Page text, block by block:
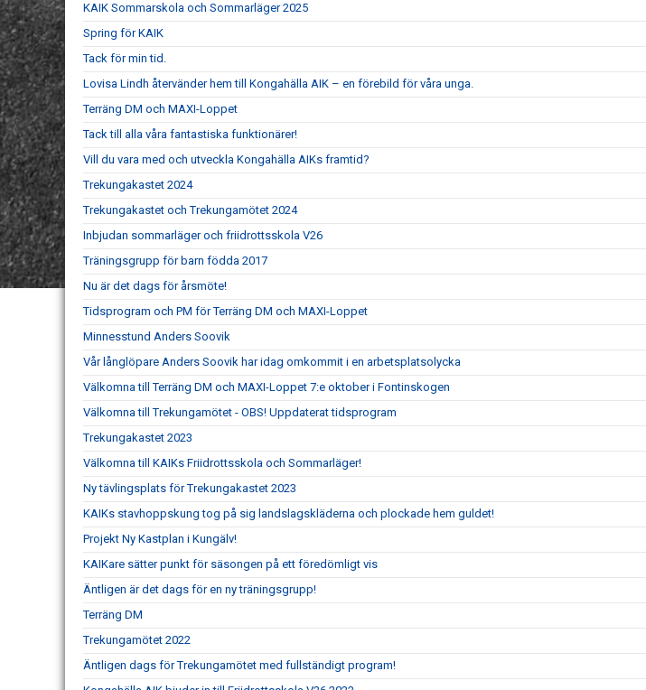
KAIK Sommarskola och Sommarläger 2025
Spring för KAIK
Tack för min tid.
Lovisa Lindh återvänder hem till Kongahälla AIK – en förebild för våra unga.
Terräng DM och MAXI-Loppet
Tack till alla våra fantastiska funktionärer!
Vill du vara med och utveckla Kongahälla AIKs framtid?
Trekungakastet 2024
Trekungakastet och Trekungamötet 2024
Inbjudan sommarläger och friidrottsskola V26
Träningsgrupp för barn födda 2017
Nu är det dags för årsmöte!
Tidsprogram och PM för Terräng DM och MAXI-Loppet
Minnesstund Anders Soovik
Vår långlöpare Anders Soovik har idag omkommit i en arbetsplatsolycka
Välkomna till Terräng DM och MAXI-Loppet 7:e oktober i Fontinskogen
Välkomna till Trekungamötet - OBS! Uppdaterat tidsprogram
Trekungakastet 2023
Välkomna till KAIKs Friidrottsskola och Sommarläger!
Ny tävlingsplats för Trekungakastet 2023
KAIKs stavhoppskung tog på sig landslagskläderna och plockade hem guldet!
Projekt Ny Kastplan i Kungälv!
KAIKare sätter punkt för säsongen på ett föredömligt vis
Äntligen är det dags för en ny träningsgrupp!
Terräng DM
Trekungamötet 2022
Äntligen dags för Trekungamötet med fullständigt program!